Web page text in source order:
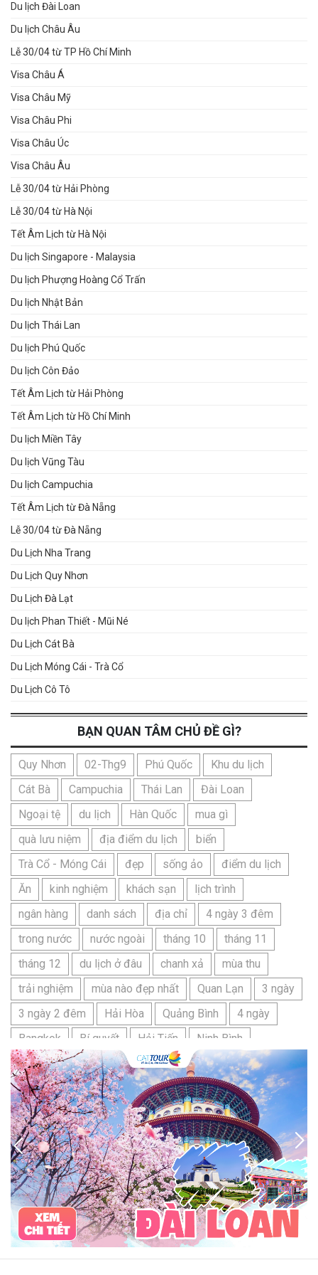
Du lịch Đài Loan
Du lịch Châu Âu
Lễ 30/04 từ TP Hồ Chí Minh
Visa Châu Á
Visa Châu Mỹ
Visa Châu Phi
Visa Châu Úc
Visa Châu Âu
Lễ 30/04 từ Hải Phòng
Lễ 30/04 từ Hà Nội
Tết Âm Lịch từ Hà Nội
Du lịch Singapore - Malaysia
Du lịch Phượng Hoàng Cổ Trấn
Du lịch Nhật Bản
Du lịch Thái Lan
Du lịch Phú Quốc
Du lịch Côn Đảo
Tết Âm Lịch từ Hải Phòng
Tết Âm Lịch từ Hồ Chí Minh
Du lịch Miền Tây
Du lịch Vũng Tàu
Du lịch Campuchia
Tết Âm Lịch từ Đà Nẵng
Lễ 30/04 từ Đà Nẵng
Du Lịch Nha Trang
Du Lịch Quy Nhơn
Du Lịch Đà Lạt
Du lịch Phan Thiết - Mũi Né
Du Lịch Cát Bà
Du Lịch Móng Cái - Trà Cổ
Du Lịch Cô Tô
BẠN QUAN TÂM CHỦ ĐỀ GÌ?
Quy Nhơn 02-Thg9 Phú Quốc
Khu du lịch
Cát Bà
Campuchia Thái Lan
Đài Loan
Ngoại tệ
du lịch Hàn Quốc
mua gì
quà lưu niệm
địa điểm du lịch
biển
Trà Cổ - Móng Cái
đẹp sống ảo
điểm du lịch
Ăn
kinh nghiệm khách sạn
lịch trình
ngân hàng
danh sách địa chỉ
4 ngày 3 đêm
trong nước
nước ngoài tháng 10
tháng 11
tháng 12
du lịch ở đâu chanh xả
mùa thu
trải nghiệm
mùa nào đẹp nhất Quan Lạn
3 ngày
3 ngày 2 đêm
Hải Hòa Quảng Bình
4 ngày
Bangkok
Bí quyết Hải Tiến
Ninh Bình
Nhật Bản
du lịch sầm sơn cần chuẩn bị gì
bãi tắm sấm sơn
đặc sản sầm sơn
đặc sản du lịch sầm sơn
tour du lịch 3 ngày 2 đêm
hải sản
Đảo Lan Châu
Cẩm nang du lịch Của Lò
chợ Cửa Lò
tour du lịch Cửa Lò
địa điểm du lịch Cửa Lò
Cửa Lò ở đâu
Hạ Long
Đảo Hòn Ngư
Đảo Song Ngư ATM
mới nhất
cẩm nang du lịch sầm sơn
ô tô phượt
99k
buffet
lẩu Tuyển dụng
Nhân viên Visa